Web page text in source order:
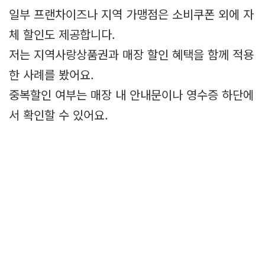
일부 프랜차이즈나 지역 가맹점은 소비쿠폰 외에 자
체 할인도 제공합니다.
저는 지역사랑상품권과 매장 할인 혜택을 함께 적용
한 사례를 봤어요.
중복할인 여부는 매장 내 안내문이나 영수증 하단에
서 확인할 수 있어요.